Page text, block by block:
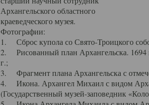
Архангельского областного
краеведческого музея.
Фотографии:
1. Сброс купола со Свято-Троицкого
2. Рисованный план Архангельска. 1694
г.;
3. Фрагмент плана Архангельска с
4. Икона. Архангел Михаил с видом
(Государственный музей-заповедник